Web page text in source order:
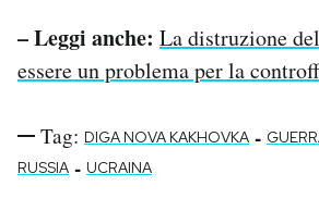
– Leggi anche: La distruzione
essere un problema per la
Tag: DIGA NOVA KAKHOVKA -
RUSSIA - UCRAINA